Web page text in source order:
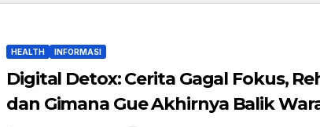
HEALTH INFORMASI
Digital Detox: Cerita Gagal Fokus,
dan Gimana Gue Akhirnya Balik